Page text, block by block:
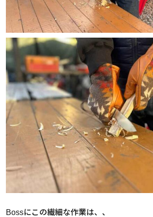
Bossにこの繊細な作業は、、